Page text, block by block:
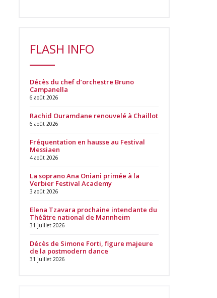
FLASH INFO
Décès du chef d’orchestre Bruno
Campanella
6 août 2026
Rachid Ouramdane renouvelé à Chaillot
6 août 2026
Fréquentation en hausse au Festival
Messiaen
4 août 2026
La soprano Ana Oniani primée à la
Verbier Festival Academy
3 août 2026
Elena Tzavara prochaine intendante du
Théâtre national de Mannheim
31 juillet 2026
Décès de Simone Forti, figure majeure
de la postmodern dance
31 juillet 2026